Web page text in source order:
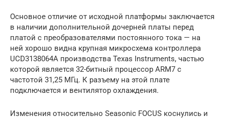
Основное отличие от исходной платформы заключается
в наличии дополнительной дочерней платы перед
платой с преобразователями постоянного тока — на
ней хорошо видна крупная микросхема контроллера
UCD3138064A производства Texas Instruments, частью
которой является 32-битный процессор ARM7 с
частотой 31,25 МГц. К разъему на этой плате
подключается и вентилятор охлаждения.
Изменения относительно Seasonic FOCUS коснулись и